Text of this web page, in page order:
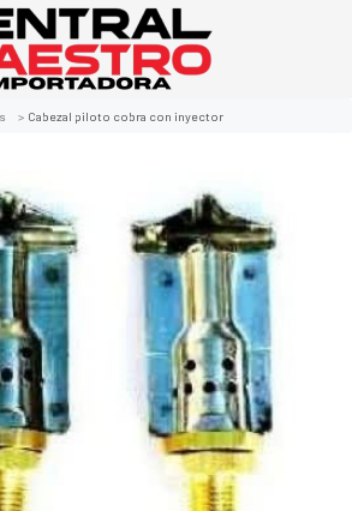
Cabezal piloto cobra con inyector